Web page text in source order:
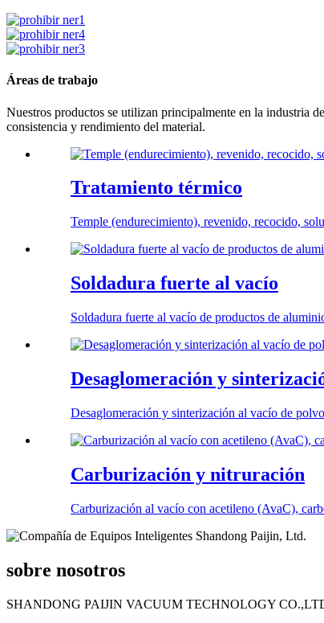
Áreas de trabajo
Nuestros productos se utilizan principalmente en la industria
consistencia y rendimiento del material.
Tratamiento térmico
Temple (endurecimiento), revenido, recocido,
Soldadura fuerte al vacío
Soldadura fuerte al vacío de productos de
Desaglomeración y
Desaglomeración y sinterización al vacío de
Carburización y nitruración
Carburización al vacío con acetileno (AvaC),
sobre nosotros
SHANDONG PAIJIN VACUUM TECHNOLOGY CO.,LTD.